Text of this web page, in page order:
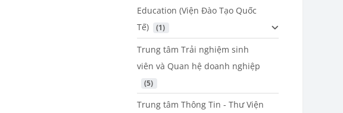
Education (Viện Đào Tạo Quốc
Tế)
(1)
Trung tâm Trải nghiệm sinh
viên và Quan hệ doanh nghiệp
(5)
Trung tâm Thông Tin - Thư Viện